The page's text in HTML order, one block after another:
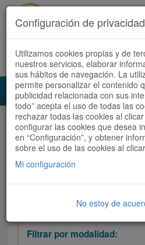
Acceder Registrate ahora
Audioruta Todas las rutas
Todas las rutas
Filtrar las rutas
Filtrar por modalidad:
Configuración de privacidad
Utilizamos cookies propias y de
nuestros servicios, elaborar
sus hábitos de navegación. La
permite personalizar el contenido
publicidad relacionada con sus
todo” acepta el uso de todas las
rechazar todas las cookies al
configurar las cookies que desea
en “Configuración”, y obtener
sobre el uso de las cookies al
Mi configuración
No estoy de